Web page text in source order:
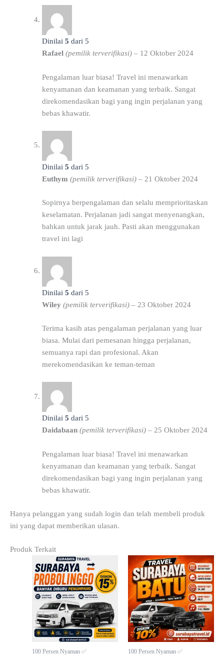
Dinilai 5 dari 5
Rafael (pemilik terverifikasi) – 12 Oktober 2024
Pengalaman luar biasa! Travel ini menawarkan
kenyamanan dan keamanan yang terbaik. Sangat
direkomendasikan bagi yang ingin perjalanan yang
bebas khawatir.
Dinilai 5 dari 5
Euthym (pemilik terverifikasi) – 21 Oktober 2024
Sopirnya berpengalaman dan selalu memprioritaskan
keselamatan. Perjalanan jadi sangat menyenangkan,
bahkan untuk jarak jauh. Pasti akan menggunakan
travel ini lagi
Dinilai 5 dari 5
Wiley (pemilik terverifikasi) – 23 Oktober 2024
Terima kasih atas pengalaman perjalanan yang luar
biasa. Mulai dari pemesanan hingga perjalanan,
semuanya rapi dan profesional. Akan
merekomendasikan ke teman-teman
Dinilai 5 dari 5
Daidabaan (pemilik terverifikasi) – 25 Oktober 2024
Pengalaman luar biasa! Travel ini menawarkan
kenyamanan dan keamanan yang terbaik. Sangat
direkomendasikan bagi yang ingin perjalanan yang
bebas khawatir.
Hanya pelanggan yang sudah login dan telah membeli produk
ini yang dapat memberikan ulasan.
Produk Terkait
100 Persen Nyaman ✅ 100 Persen Nyaman ✅